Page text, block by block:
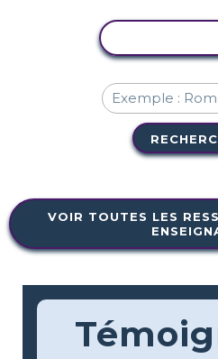
VOIR TOUTES LES